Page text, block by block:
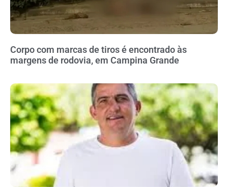
Corpo com marcas de tiros é encontrado às
margens de rodovia, em Campina Grande